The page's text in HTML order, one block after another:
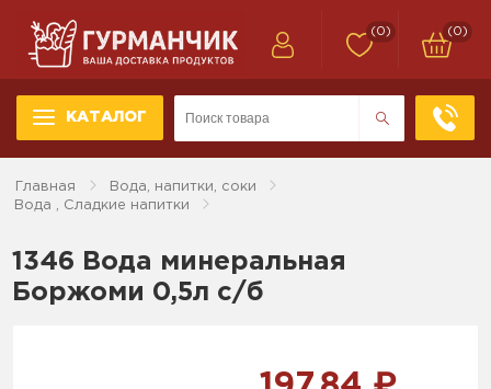
КАТАЛОГ
(0) (0)
Главная
Вода, напитки, соки
Вода , Сладкие напитки
1346 Вода минеральная
Боржоми 0,5л с/б